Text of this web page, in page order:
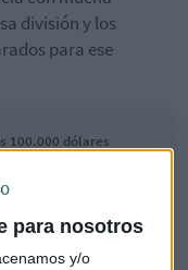
para nosotros
y/o
división y los
para ese
100.000 dólares
y también